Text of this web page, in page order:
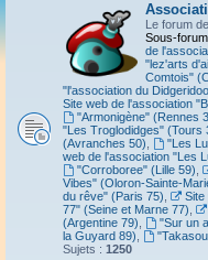
Le forum
Sous-
de
"lez'arts
Comtois"
"l'association du
Site web de l'association
"Armonigène" (Rennes
"Les Troglodidges" (Tours
(Avranches 50)
"Les
web de l'association "Les
"Corroboree" (Lille 59)
Vibes" (Oloron-Sainte-
du rêve" (Paris 75)
Site
77" (Seine et Marne 77)
(Argentine 79)
"Sur un
la Guyard 89)
Sujets : 1250